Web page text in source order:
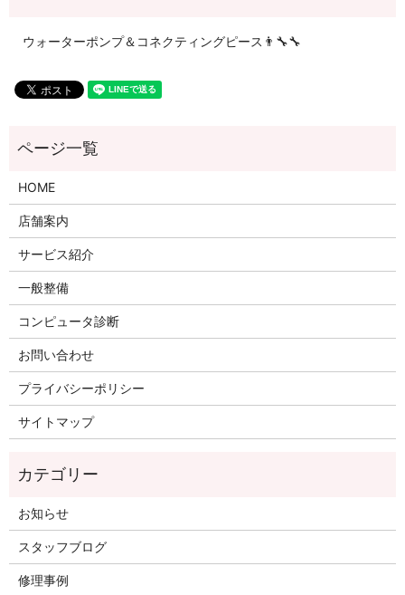
ウォーターポンプ＆コネクティングピース👨‍🔧🔧
HOME
店舗案内
サービス紹介
一般整備
コンピュータ診断
お問い合わせ
プライバシーポリシー
サイトマップ
お知らせ
スタッフブログ
修理事例